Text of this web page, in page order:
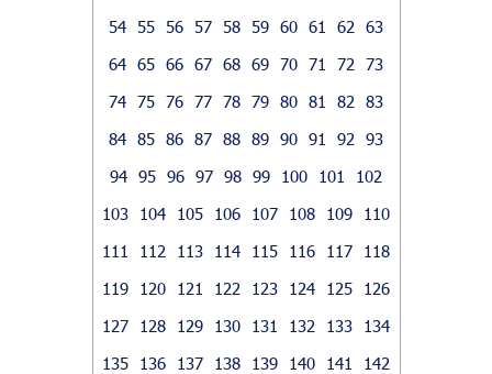
54 55 56 57 58 59 60 61 62
63
64 65 66 67 68 69 70 71 72
73
74 75 76 77 78 79 80 81 82
83
84 85 86 87 88 89 90 91 92
93
94 95 96 97 98 99 100 101
102
103
104 105 106 107 108 109
110
111
112 113 114 115 116 117
118
119
120 121 122 123 124 125
126
127
128 129 130 131 132 133
134
135
136 137 138 139 140 141
142